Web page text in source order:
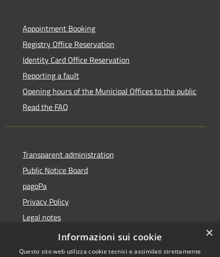
Appointment Booking
Registry Office Reservation
Identity Card Office Reservation
Reporting a fault
Opening hours of the Municipal Offices to the public
Read the FAQ
Transparent administration
Public Notice Board
pagoPa
Privacy Policy
Legal notes
Accessibility Statement
×
Informazioni sui cookie
Questo sito web utilizza cookie tecnici e assimilati strettamente